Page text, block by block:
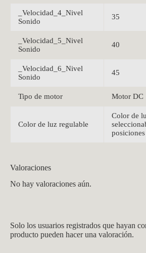
_Velocidad_4_Nivel
Sonido
35
_Velocidad_5_Nivel
Sonido
40
_Velocidad_6_Nivel
Sonido
45
Tipo de motor Motor DC
Color de luz regulable
Color de
posiciones
Valoraciones
No hay valoraciones aún.
Solo los usuarios registrados que hayan
producto pueden hacer una valoración.